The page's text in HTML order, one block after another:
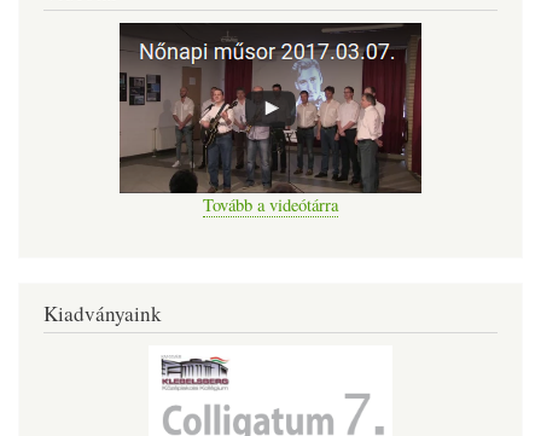
Tovább a videótárra
Kiadványaink